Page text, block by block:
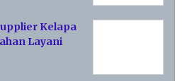
Kelapa
Layani